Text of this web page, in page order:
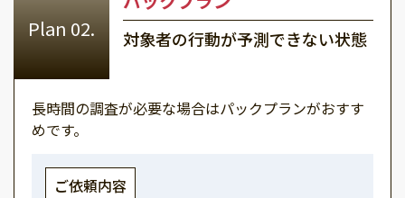
対象者の行動が予測できない状態
長時間の調査が必要な場合はパックプランがおすす
めです。
ご依頼内容